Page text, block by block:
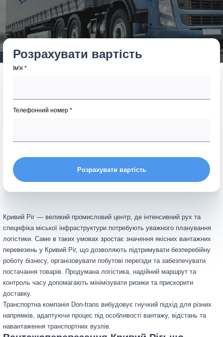
Розрахувати вартість
Ім'я *
Телефонний номер *
Розрахувати вартість
Кривий Ріг — великий промисловий центр, де інтенсивний рух та
специфіка міської інфраструктури потребують уважного планування
логістики. Саме в таких умовах зростає значення якісних вантажних
перевезень у Кривий Ріг, що дозволяють підтримувати безперебійну
роботу бізнесу, організовувати побутові переїзди та забезпечувати
постачання товарів. Продумана логістика, надійний маршрут та
контроль часу допомагають мінімізувати ризики та прискорити
доставку.
Транспортна компанія Don-trans вибудовує гнучкий підхід для різних
напрямків, адаптуючи процес під особливості вантажу, відстань та
навантаження транспортних вузлів.